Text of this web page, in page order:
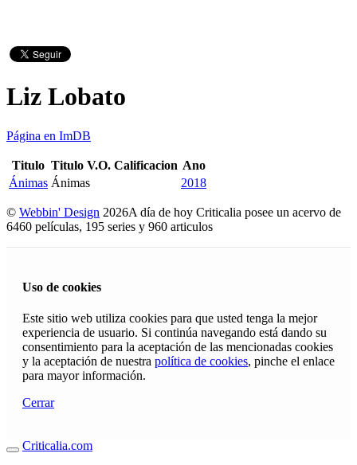
Liz Lobato
Página en ImDB
Titulo Titulo V.O. Calificacion Ano
Ánimas Ánimas 2018
© Webbin' Design 2026A día de hoy Criticalia posee un acervo de
6460 películas, 195 series y 960 articulos
Uso de cookies
Este sitio web utiliza cookies para que usted tenga la mejor
experiencia de usuario. Si continúa navegando está dando su
consentimiento para la aceptación de las mencionadas cookies
y la aceptación de nuestra política de cookies, pinche el enlace
para mayor información.
Cerrar
Criticalia.com